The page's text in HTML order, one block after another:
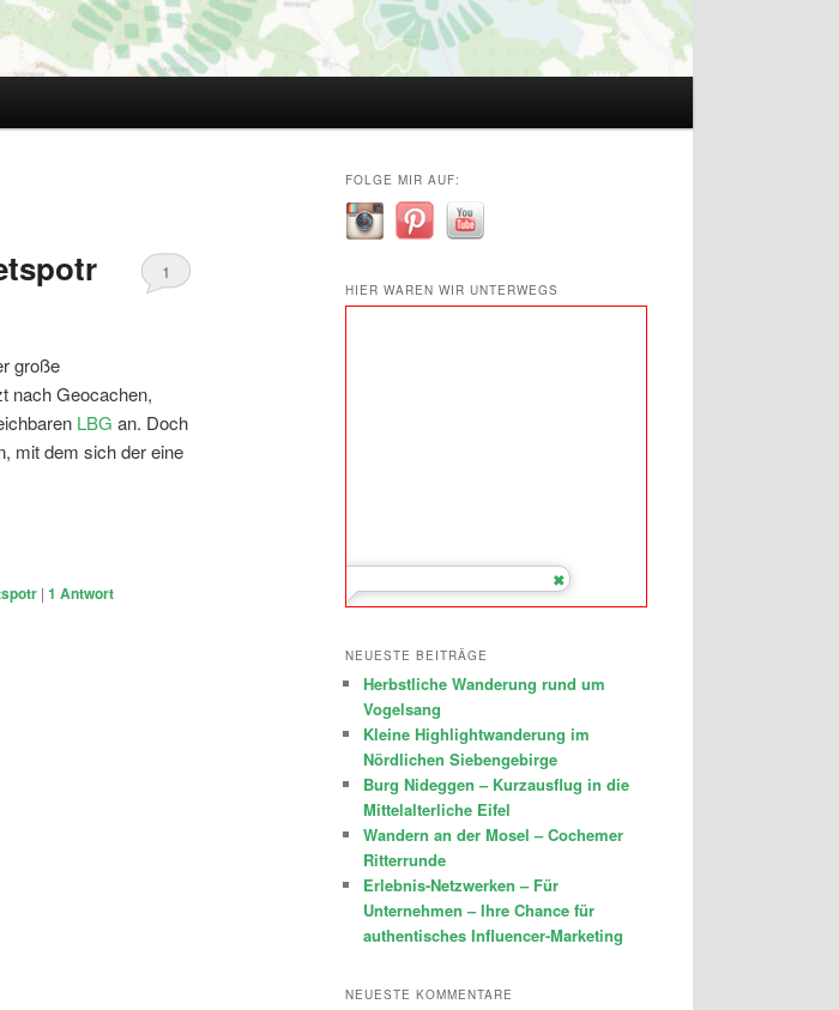
1
große
nach Geocachen,
LBG an. Doch
mit dem sich der eine
| 1 Antwort
FOLGE MIR AUF:
HIER WAREN WIR UNTERWEGS
NEUESTE BEITRÄGE
Herbstliche Wanderung rund um
Vogelsang
Kleine Highlightwanderung im
Nördlichen Siebengebirge
Burg Nideggen – Kurzausflug in die
Mittelalterliche Eifel
Wandern an der Mosel – Cochemer
Ritterrunde
Erlebnis-Netzwerken – Für
Unternehmen – Ihre Chance für
authentisches Influencer-Marketing
NEUESTE KOMMENTARE